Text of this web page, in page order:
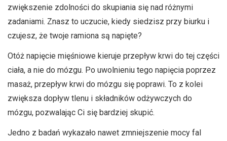
zwiększenie zdolności do skupiania się nad różnymi
zadaniami. Znasz to uczucie, kiedy siedzisz przy biurku i
czujesz, że twoje ramiona są napięte?
Otóż napięcie mięśniowe kieruje przepływ krwi do tej części
ciała, a nie do mózgu. Po uwolnieniu tego napięcia poprzez
masaż, przepływ krwi do mózgu się poprawi. To z kolei
zwiększa dopływ tlenu i składników odżywczych do
mózgu, pozwalając Ci się bardziej skupić.
Jedno z badań wykazało nawet zmniejszenie mocy fal